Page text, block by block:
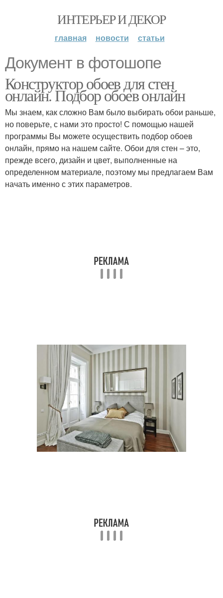
ИНТЕРЬЕР И ДЕКОР
главная новости статьи
Документ в фотошопе
Конструктор обоев для стен
онлайн. Подбор обоев онлайн
Мы знаем, как сложно Вам было выбирать обои раньше,
но поверьте, с нами это просто! С помощью нашей
программы Вы можете осуществить подбор обоев
онлайн, прямо на нашем сайте. Обои для стен – это,
прежде всего, дизайн и цвет, выполненные на
определенном материале, поэтому мы предлагаем Вам
начать именно с этих параметров.